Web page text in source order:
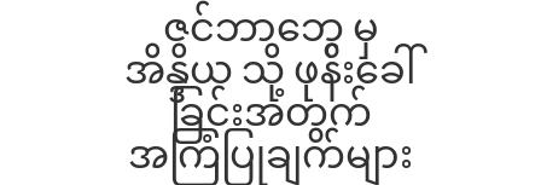
ဇင်ဘာဘွေ မှ
အိန္ဒိယ သို့ ဖုန်းခေါ်
ခြင်းအတွက်
အကြံပြုချက်များ